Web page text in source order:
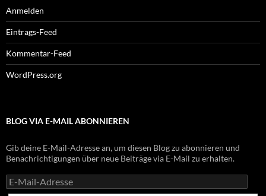
Anmelden
Eintrags-Feed
Kommentar-Feed
WordPress.org
BLOG VIA E-MAIL ABONNIEREN
Gib deine E-Mail-Adresse an, um diesen Blog zu abonnieren und
Benachrichtigungen über neue Beiträge via E-Mail zu erhalten.
E-
Mail-